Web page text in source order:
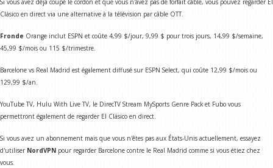
Si vous avez déjà coupé le cordon et que vous n'avez pas de forfait câble, vous pouvez regarder El
Clásico en direct via une alternative à la télévision par câble OTT.
Fronde Orange inclut ESPN et coûte 4,99 $/jour, 9,99 $ pour trois jours, 14,99 $/semaine,
45,99 $/mois ou 115 $/trimestre.
Barcelone vs Real Madrid est également diffusé sur ESPN Select, qui coûte 12,99 $/mois ou
129,99 $/an.
YouTube TV, Hulu With Live TV, le DirecTV Stream MySports Genre Pack et Fubo vous
permettront également de regarder El Clásico en direct.
Si vous avez un abonnement mais que vous n'êtes pas aux États-Unis actuellement, essayez
d'utiliser NordVPN pour regarder Barcelone contre le Real Madrid comme si vous étiez chez
vous.